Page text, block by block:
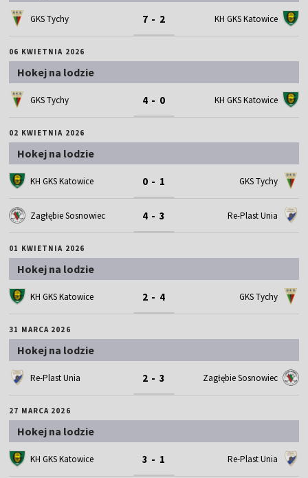
GKS Tychy 7 - 2 KH GKS Katowice
06 KWIETNIA 2026
Hokej na lodzie
GKS Tychy 4 - 0 KH GKS Katowice
02 KWIETNIA 2026
Hokej na lodzie
KH GKS Katowice 0 - 1 GKS Tychy
Zagłębie Sosnowiec 4 - 3 Re-Plast Unia
01 KWIETNIA 2026
Hokej na lodzie
KH GKS Katowice 2 - 4 GKS Tychy
31 MARCA 2026
Hokej na lodzie
Re-Plast Unia 2 - 3 Zagłębie Sosnowiec
27 MARCA 2026
Hokej na lodzie
KH GKS Katowice 3 - 1 Re-Plast Unia